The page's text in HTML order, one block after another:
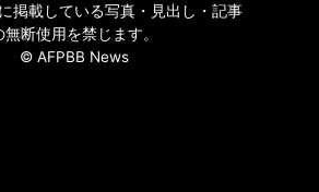
掲載している写真・見出し・記事
無断使用を禁じます。
© AFPBB News